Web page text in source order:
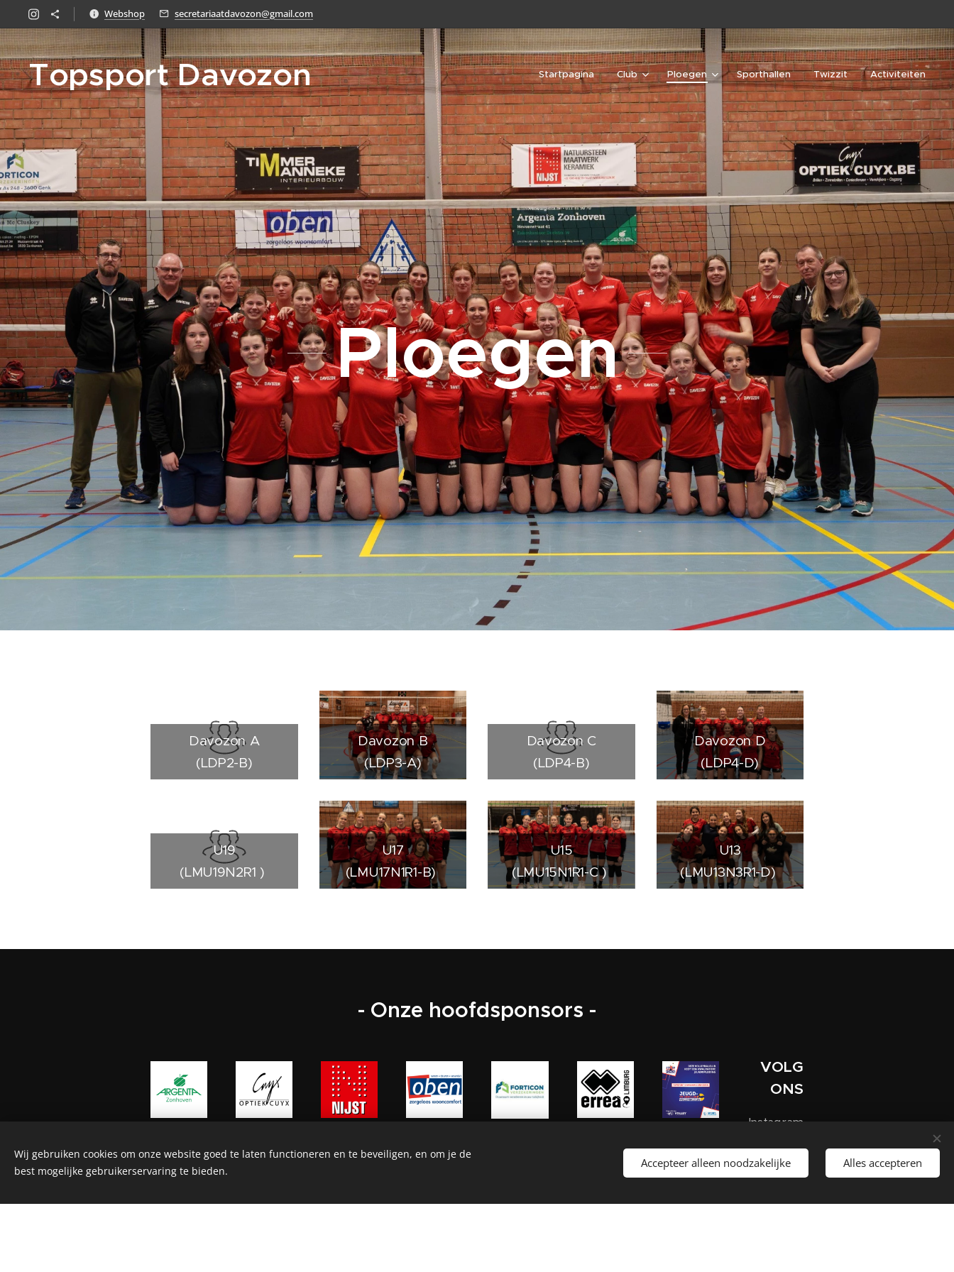
Webshop secretariaatdavozon@gmail.com
Topsport Davozon Startpagina Club Ploegen Sporthallen Twizzit Activiteiten
Ploegen
Davozon A
(LDP2-B)
Davozon B
(LDP3-A)
Davozon C
(LDP4-B)
Davozon D
(LDP4-D)
U19
(LMU19N2R1 )
U17
(LMU17N1R1-B)
U15
(LMU15N1R1-C )
U13
(LMU13N3R1-D)
- Onze hoofdsponsors -
VOLG
ONS
Instagram
Twizzit
Wij gebruiken cookies om onze website goed te laten functioneren en te beveiligen, en om je de
best mogelijke gebruikerservaring te bieden.
Accepteer alleen noodzakelijke Alles accepteren